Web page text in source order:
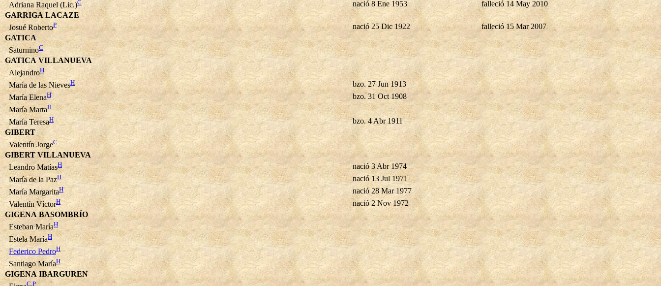
Adriana Raquel (Lic.)C nació 8 Ene 1953
falleció 14 May 2010
GARRIGA LACAZE
Josué RobertoP nació 25 Dic 1922
falleció 15 Mar 2007
GATICA
SaturninoC
GATICA VILLANUEVA
AlejandroH
María de las NievesH
bzo. 27 Jun 1913
María ElenaH
bzo. 31 Oct 1908
María MartaH
María TeresaH
bzo. 4 Abr 1911
GIBERT
Valentín JorgeC
GIBERT VILLANUEVA
Leandro MatíasH
nació 3 Abr 1974
María de la PazH
nació 13 Jul 1971
María MargaritaH
nació 28 Mar 1977
Valentín VíctorH
nació 2 Nov 1972
GIGENA BASOMBRÍO
Esteban MaríaH
Estela MaríaH
Federico PedroH
Santiago MaríaH
GIGENA IBARGUREN
C P